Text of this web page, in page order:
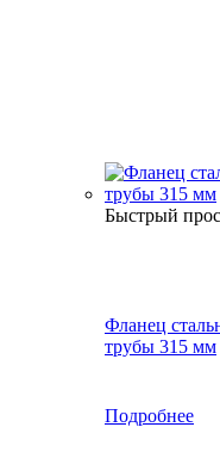
Быстрый
Фланец
трубы 315 мм
Подробнее